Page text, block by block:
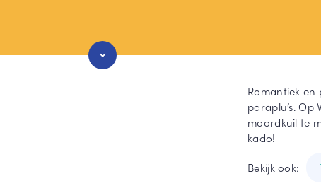
Duo paraplu
Toon meer
Romantiek
paraplu’s.
moordkuil te
kado!
Bekijk ook: